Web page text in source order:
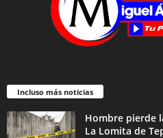
Incluso más noticias
Hombre pierde
La Lomita de